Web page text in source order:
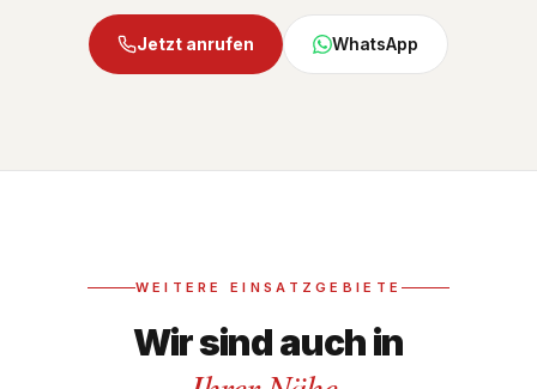
Jetzt anrufen WhatsApp
WEITERE EINSATZGEBIETE
Wir sind auch in